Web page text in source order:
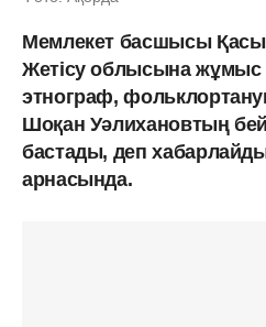
Мемлекет басшысы
Жетісу облысына жұмыс
этнограф,
Шоқан Уәлихановтың
бастады, деп
арнасында.